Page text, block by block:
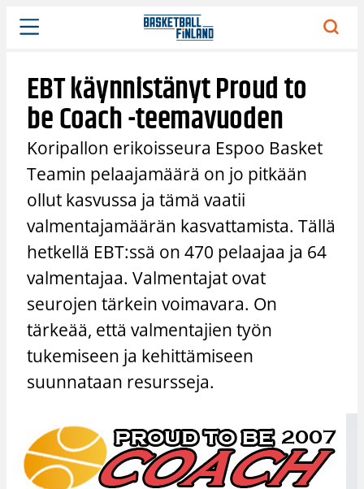
Siirry
sisältöön
EBT käynnistänyt Proud to
be Coach -teemavuoden
Koripallon erikoisseura Espoo Basket
Teamin pelaajamäärä on jo pitkään
ollut kasvussa ja tämä vaatii
valmentajamäärän kasvattamista. Tällä
hetkellä EBT:ssä on 470 pelaajaa ja 64
valmentajaa. Valmentajat ovat
seurojen tärkein voimavara. On
tärkeää, että valmentajien työn
tukemiseen ja kehittämiseen
suunnataan resursseja.